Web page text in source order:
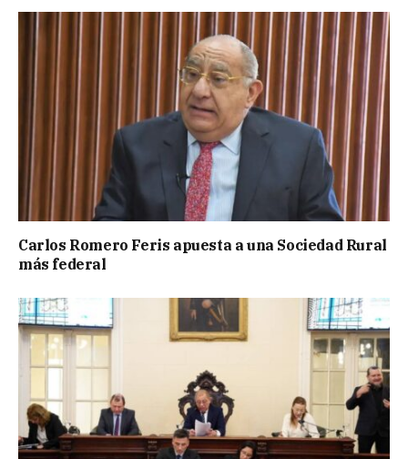
Carlos Romero Feris apuesta a una Sociedad Rural
más federal